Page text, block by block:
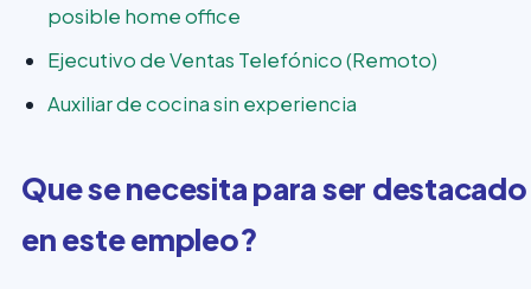
posible home office
Ejecutivo de Ventas Telefónico (Remoto)
Auxiliar de cocina sin experiencia
Que se necesita para ser destacado
en este empleo?